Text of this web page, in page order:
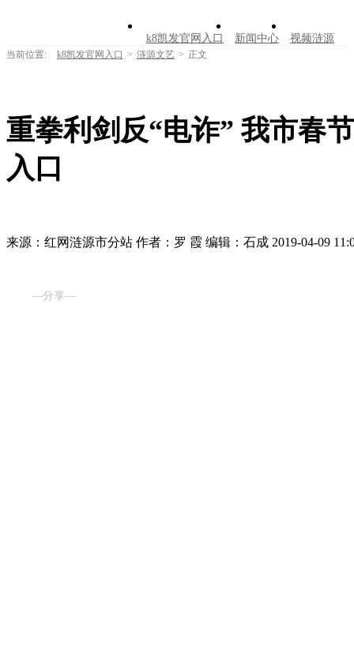
k8凯发官网入口 新闻中心 视频涟源
走进涟源
当前位置: k8凯发官网入口 > 涟源文艺 > 正文
重拳利剑反“电诈” 我市春
入口
来源：​红网涟源市分站 作者：罗 霞 编辑：石成 2019-04-09
—分享—